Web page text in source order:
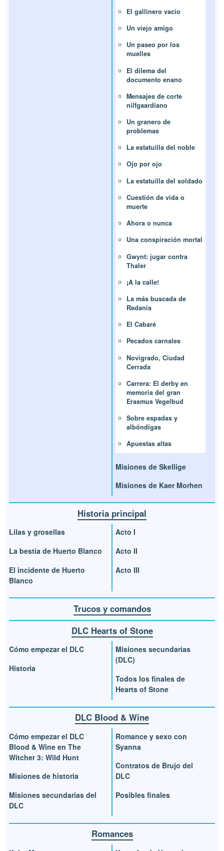
El gallinero vacío
Un viejo amigo
Un paseo por los
muelles
El dilema del
documento enano
Mensajes de corte
nilfgaardiano
Un granero de
problemas
La estatuilla del noble
Ojo por ojo
La estatuilla del soldado
Cuestión de vida o
muerte
Ahora o nunca
Una conspiración mortal
Gwynt: jugar contra
Thaler
¡A la calle!
La más buscada de
Redania
El Cabaré
Pecados carnales
Novigrado, Ciudad
Cerrada
Carrera: El derby en
memoria del gran
Erasmus Vegelbud
Sobre espadas y
albóndigas
Apuestas altas
Misiones de Skellige
Misiones de Kaer Morhen
Historia principal
Lilas y grosellas
La bestia de Huerto Blanco
El incidente de Huerto
Blanco
Acto I
Acto II
Acto III
Trucos y comandos
DLC Hearts of Stone
Cómo empezar el DLC
Historia
Misiones secundarias
(DLC)
Todos los finales de
Hearts of Stone
DLC Blood & Wine
Cómo empezar el DLC
Blood & Wine en The
Witcher 3: Wild Hunt
Misiones de historia
Misiones secundarias del
DLC
Romance y sexo con
Syanna
Contratos de Brujo del
DLC
Posibles finales
Romances